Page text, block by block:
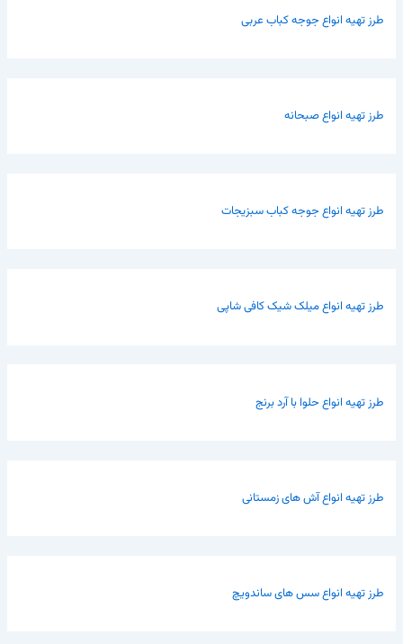
طرز تهیه انواع جوجه کباب عربی
طرز تهیه انواع صبحانه
طرز تهیه انواع جوجه کباب سبزیجات
طرز تهیه انواع میلک شیک کافی شاپی
طرز تهیه انواع حلوا با آرد برنج
طرز تهیه انواع آش های زمستانی
طرز تهیه انواع سس های ساندویچ